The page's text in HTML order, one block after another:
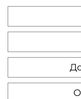
я
i
o